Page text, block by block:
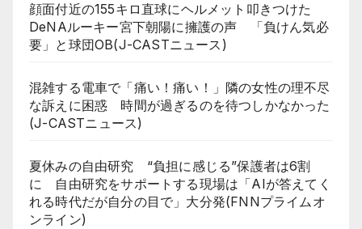
顔面付近の155キロ直球にヘルメット叩きつけた
DeNAルーキー宮下朝陽に擁護の声 「負けん気必
要」と球団OB(J-CASTニュース)
混雑する電車で「痛い！痛い！」隣の女性の理不尽
な訴えに困惑 時間が過ぎるのを待つしかなかった
(J-CASTニュース)
夏休みの自由研究 “負担に感じる”保護者は6割
に 自由研究をサポートする現場は「AIが答えてく
れる時代だが自分の目で」大分発(FNNプライムオ
ンライン)